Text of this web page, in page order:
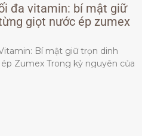
đa vitamin: bí mật giữ
giọt nước ép zumex
Bí mật giữ trọn dinh
Zumex Trong kỷ nguyên của